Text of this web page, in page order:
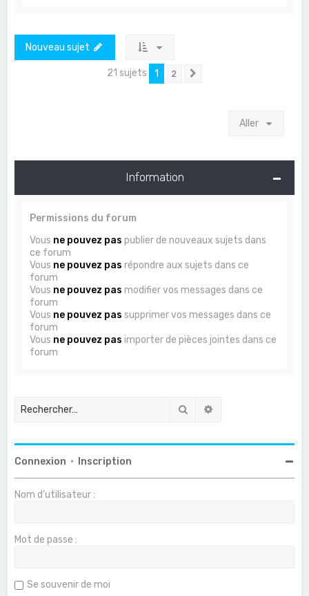
Nouveau sujet
21 sujets 1 2
Aller
Information
Permissions du forum
Vous ne pouvez pas publier de nouveaux sujets dans
ce forum
Vous ne pouvez pas répondre aux sujets dans ce
forum
Vous ne pouvez pas modifier vos messages dans ce
forum
Vous ne pouvez pas supprimer vos messages dans ce
forum
Vous ne pouvez pas importer de pièces jointes dans ce
forum
Rechercher
Connexion • Inscription
Nom d’utilisateur :
Mot de passe :
Se souvenir de moi